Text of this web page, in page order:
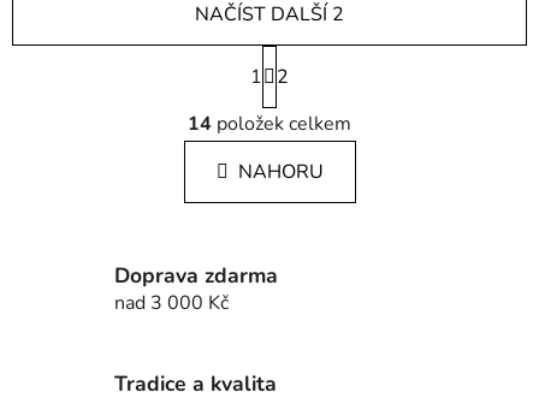
O
v
l
á
d
í
NAČÍST DALŠÍ 2
S
t
r
á
n
k
í
1
2
14 položek celkem
NAHORU
Doprava zdarma
nad 3 000 Kč
Tradice a kvalita